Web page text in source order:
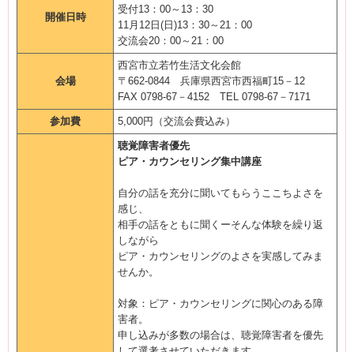
開催日時
受付13：00～13：30
11月12日(日)13：30～21：00
交流会20：00～21：00
会場
西宮市立若竹生活文化会館
〒662-0844 兵庫県西宮市西福町15－12
FAX 0798-67－4152 TEL 0798-67－7171
参加費 5,000円（交流会費込み）
聴覚障害者優先
ピア・カウンセリング集中講座
自分の話を充分に聞いてもらうここちよさを
感じ、
相手の話をともに聞くーそんな体験を繰り返
しながら
ピア・カウンセリングのよさを実感してみま
せんか。
対象：ピア・カウンセリングに関心のある障
害者。
申し込みが多数の場合は、聴覚障害者を優先